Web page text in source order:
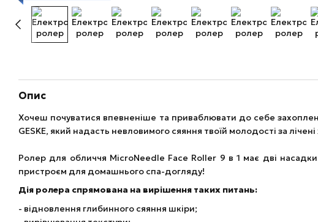
Опис
Хочеш почуватися впевненіше та приваблювати до себе
GESKE, який надасть невловимого сяяння твоїй молодості за
Ролер для обличчя MicroNeedle Face Roller 9 в 1 має дві
пристроєм для домашнього спа-догляду!
Дія ролера спрямована на вирішення таких питань:
- відновлення глибинного сяяння шкіри;